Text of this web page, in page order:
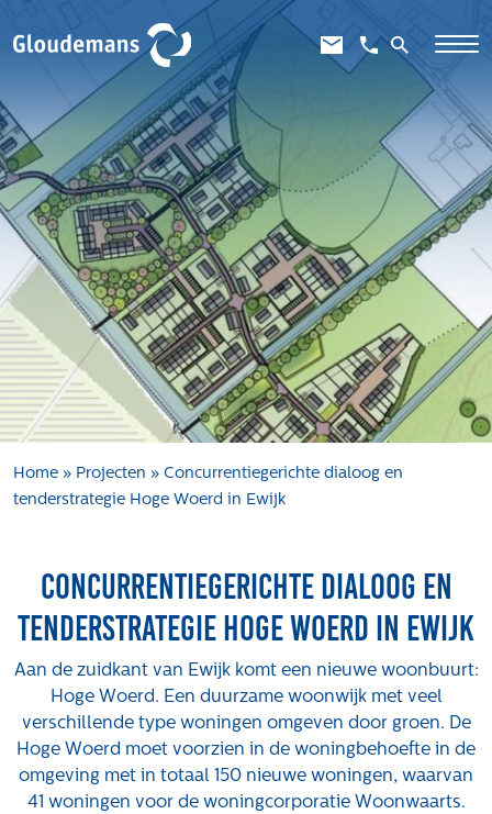
Expertises
Gebiedsontwikkeling
Gebiedseconomie
Grondstrategie en -verwerving
Taxaties overheid
Taxaties zakelijk
Schadevergoedingsrecht
Rentmeesterij
Transities
Projecten
Brunssum
Concurrentiegerichte dialoog en tenderstrategie
Hoge Woerd in Ewijk
Pachtbeleid gemeente Valkenswaard: duurzame
pacht als instrument voor landbouw- en
watertransitie
Strategisch grondbeleid als motor voor
woningbouwversnelling Gemeente Vught
Home » Projecten » Concurrentiegerichte dialoog en
tenderstrategie Hoge Woerd in Ewijk
Concurrentiegerichte dialoog en
tenderstrategie Hoge Woerd in Ewijk
Aan de zuidkant van Ewijk komt een nieuwe woonbuurt:
Hoge Woerd. Een duurzame woonwijk met veel
verschillende type woningen omgeven door groen. De
Hoge Woerd moet voorzien in de woningbehoefte in de
omgeving met in totaal 150 nieuwe woningen, waarvan
41 woningen voor de woningcorporatie Woonwaarts.